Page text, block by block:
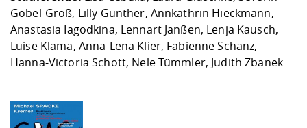
Göbel-Groß, Lilly Günther, Annkathrin Hieckmann,
Anastasia Iagodkina, Lennart Janßen, Lenja Kausch,
Luise Klama, Anna-Lena Klier, Fabienne Schanz,
Hanna-Victoria Schott, Nele Tümmler, Judith Zbanek